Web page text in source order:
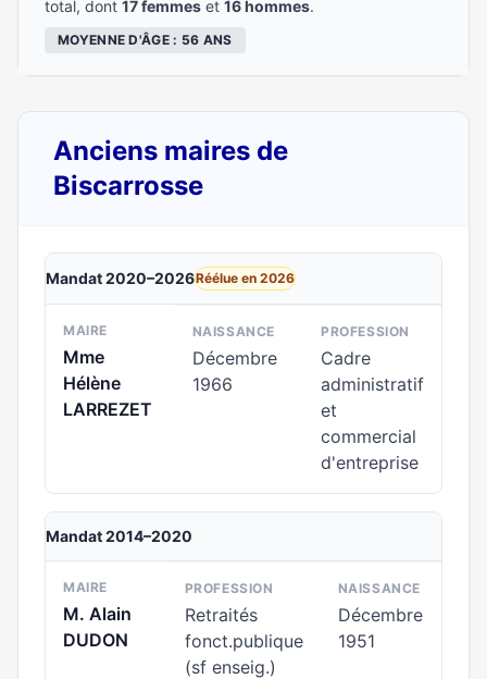
total, dont 17 femmes et 16 hommes.
MOYENNE D'ÂGE : 56 ANS
Anciens maires de
Biscarrosse
Mandat 2020–2026Réélue en 2026
MAIRE
Mme
Hélène
LARREZET
NAISSANCE
Décembre
1966
PROFESSION
Cadre
administratif
et
commercial
d'entreprise
Mandat 2014–2020
MAIRE
M. Alain
DUDON
PROFESSION
Retraités
fonct.publique
(sf enseig.)
NAISSANCE
Décembre
1951